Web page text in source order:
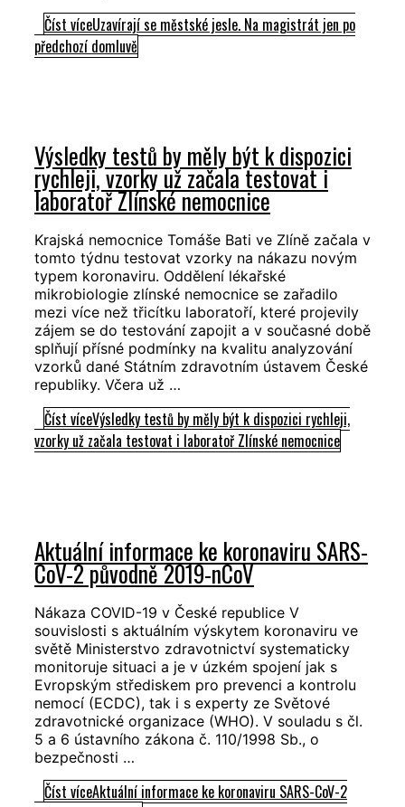
Číst víceUzavírají se městské jesle. Na magistrát jen po
předchozí domluvě
Výsledky testů by měly být k dispozici
rychleji, vzorky už začala testovat i
laboratoř Zlínské nemocnice
Krajská nemocnice Tomáše Bati ve Zlíně začala v
tomto týdnu testovat vzorky na nákazu novým
typem koronaviru. Oddělení lékařské
mikrobiologie zlínské nemocnice se zařadilo
mezi více než třicítku laboratoří, které projevily
zájem se do testování zapojit a v současné době
splňují přísné podmínky na kvalitu analyzování
vzorků dané Státním zdravotním ústavem České
republiky. Včera už …
Číst víceVýsledky testů by měly být k dispozici rychleji,
vzorky už začala testovat i laboratoř Zlínské nemocnice
Aktuální informace ke koronaviru SARS-
CoV-2 původně 2019-nCoV
Nákaza COVID-19 v České republice V
souvislosti s aktuálním výskytem koronaviru ve
světě Ministerstvo zdravotnictví systematicky
monitoruje situaci a je v úzkém spojení jak s
Evropským střediskem pro prevenci a kontrolu
nemocí (ECDC), tak i s experty ze Světové
zdravotnické organizace (WHO). V souladu s čl.
5 a 6 ústavního zákona č. 110/1998 Sb., o
bezpečnosti …
Číst víceAktuální informace ke koronaviru SARS-CoV-2